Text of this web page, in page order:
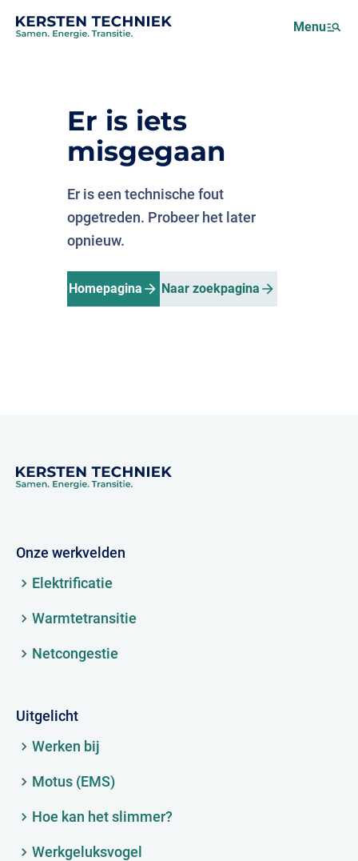
Over ons
Projecten
Menu
Er is iets
misgegaan
Er is een technische fout
opgetreden. Probeer het later
opnieuw.
Homepagina Naar zoekpagina
Onze werkvelden
Elektrificatie
Warmtetransitie
Netcongestie
Uitgelicht
Werken bij
Motus (EMS)
Hoe kan het slimmer?
Werkgeluksvogel